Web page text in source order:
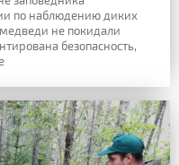
по наблюдениюдиких
не покидали
безопасность,